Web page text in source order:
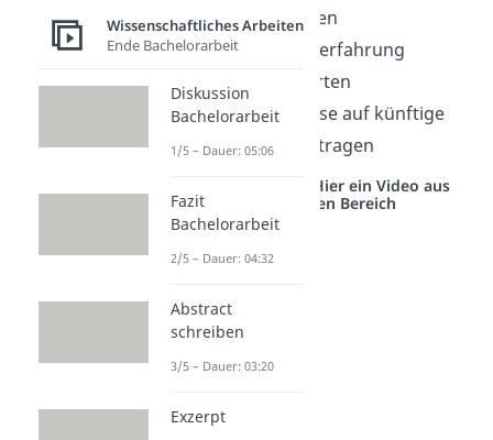
auseinandersetzen
Bewertung:
Lernerfahrung
persönlich bewerten
Fazit:Erkenntnisse auf künftige
Situationen übertragen
Studyflix vernetzt: Hier ein Video aus
einem anderen Bereich
Wissenschaftliches Arbeiten
Ende Bachelorarbeit
Diskussion
Bachelorarbeit
1/5 – Dauer: 05:06
Fazit
Bachelorarbeit
2/5 – Dauer: 04:32
Abstract
schreiben
3/5 – Dauer: 03:20
Exzerpt